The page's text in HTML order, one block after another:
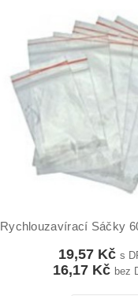
Rychlouzavírací Sáčky
19,57 Kč s
16,17 Kč bez